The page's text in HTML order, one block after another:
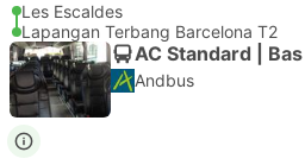
Les Escaldes
Lapangan Terbang Barcelona T2
AC Standard | Bas
Andbus